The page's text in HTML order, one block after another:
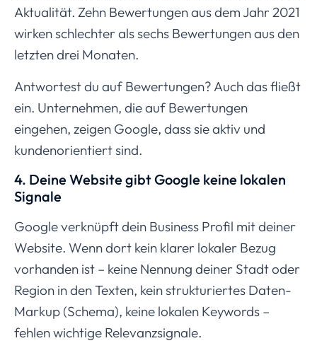
Aktualität. Zehn Bewertungen aus dem Jahr 2021
wirken schlechter als sechs Bewertungen aus den
letzten drei Monaten.
Antwortest du auf Bewertungen? Auch das fließt
ein. Unternehmen, die auf Bewertungen
eingehen, zeigen Google, dass sie aktiv und
kundenorientiert sind.
4. Deine Website gibt Google keine lokalen
Signale
Google verknüpft dein Business Profil mit deiner
Website. Wenn dort kein klarer lokaler Bezug
vorhanden ist – keine Nennung deiner Stadt oder
Region in den Texten, kein strukturiertes Daten-
Markup (Schema), keine lokalen Keywords –
fehlen wichtige Relevanzsignale.